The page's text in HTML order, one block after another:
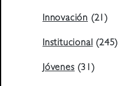
Innovación (21)
Institucional(245)
Jóvenes(31)